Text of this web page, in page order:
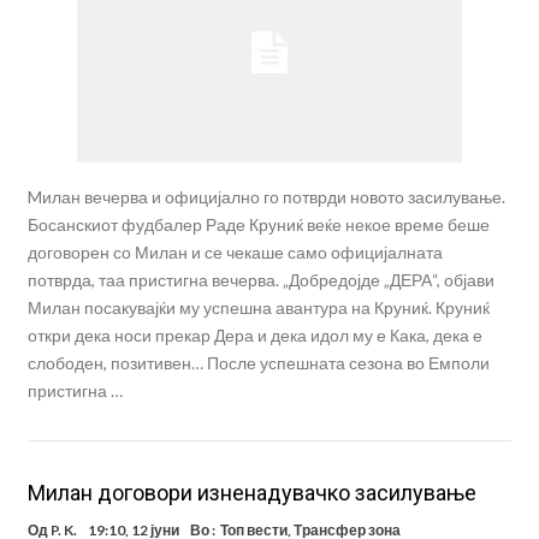
Mилан вечерва и официјално го потврди новото засилување.
Босанскиот фудбалер Раде Круниќ веќе некое време беше
договорен со Милан и се чекаше само официјалната
потврда, таа пристигна вечерва. „Добредојде „ДЕРА“, објави
Милан посакувајќи му успешна авантура на Круниќ. Круниќ
откри дека носи прекар Дера и дека идол му е Кака, дека е
слободен, позитивен… После успешната сезона во Емполи
пристигна …
Милан договори изненадувачко засилување
Од P. K. 19:10, 12 јуни Во : Топ вести,Трансфер зона